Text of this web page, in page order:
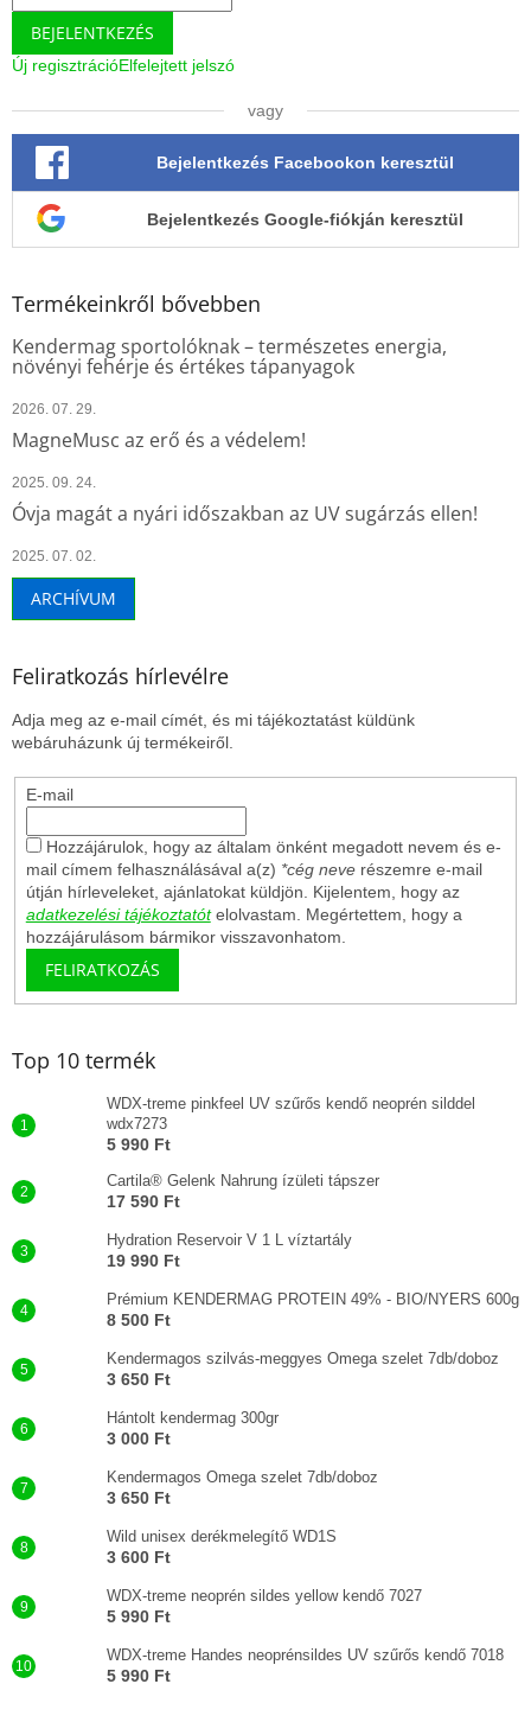
e
m
e
i
BEJELENTKEZÉS
Új regisztrációElfelejtett jelszó
vagy
Bejelentkezés Facebookon keresztül
Bejelentkezés Google-fiókján keresztül
Termékeinkről bővebben
Kendermag sportolóknak – természetes energia,
növényi fehérje és értékes tápanyagok
2026. 07. 29.
MagneMusc az erő és a védelem!
2025. 09. 24.
Óvja magát a nyári időszakban az UV sugárzás ellen!
2025. 07. 02.
ARCHÍVUM
Feliratkozás hírlevélre
Adja meg az e-mail címét, és mi tájékoztatást küldünk
webáruházunk új termékeiről.
E-mail
Hozzájárulok, hogy az általam önként megadott nevem és e-
mail címem felhasználásával a(z) *cég neverészemre e-mail
útján hírleveleket, ajánlatokat küldjön. Kijelentem, hogy az
adatkezelési tájékoztatót elolvastam. Megértettem, hogy a
hozzájárulásom bármikor visszavonhatom.
FELIRATKOZÁS
Top 10 termék
WDX-treme pinkfeel UV szűrős kendő neoprén silddel
wdx7273
5 990 Ft
Cartila® Gelenk Nahrung ízületi tápszer
17 590 Ft
Hydration Reservoir V 1 L víztartály
19 990 Ft
Prémium KENDERMAG PROTEIN 49% - BIO/NYERS 600g
8 500 Ft
Kendermagos szilvás-meggyes Omega szelet 7db/doboz
3 650 Ft
Hántolt kendermag 300gr
3 000 Ft
Kendermagos Omega szelet 7db/doboz
3 650 Ft
Wild unisex derékmelegítő WD1S
3 600 Ft
WDX-treme neoprén sildes yellow kendő 7027
5 990 Ft
WDX-treme Handes neoprénsildes UV szűrős kendő 7018
5 990 Ft